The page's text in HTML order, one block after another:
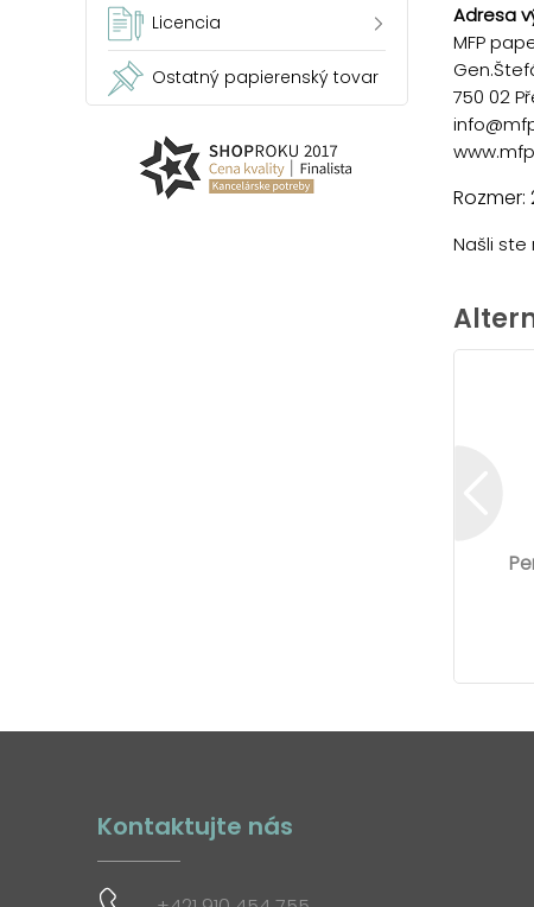
Licencia
Ostatný papierenský tovar
Adresa
MFP
750 02
Rozmer:
Našli ste
Kontaktujte nás